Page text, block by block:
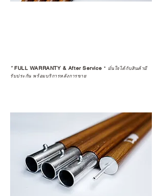
*FULL WARRANTY & After Service * มั่นใจได้กับสินค้ามี
รับประกัน พร้อมบริการหลังการขาย